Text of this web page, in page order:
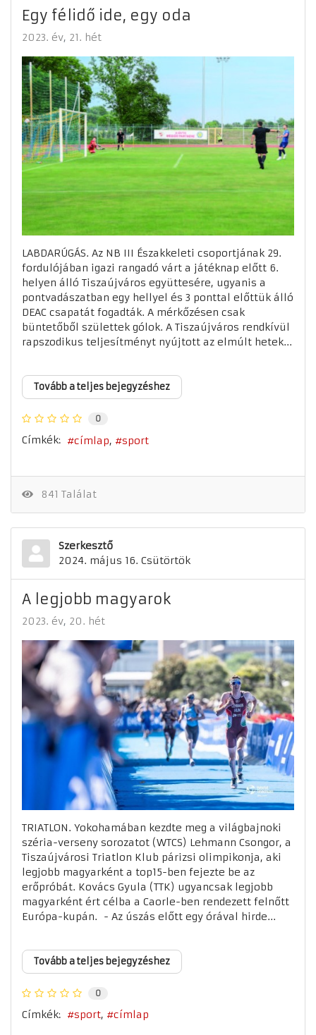
Egy félidő ide, egy oda
2023. év 21. hét
LABDARÚGÁS. Az NB III Északkeleti csoportjának 29.
fordulójában igazi rangadó várt a játéknap előtt 6.
helyen álló Tiszaújváros együttesére, ugyanis a
pontvadászatban egy hellyel és 3 ponttal előttük álló
DEAC csapatát fogadták. A mérkőzésen csak
büntetőből születtek gólok. A Tiszaújváros rendkívül
rapszodikus teljesítményt nyújtott az elmúlt hetek...
Tovább a teljes bejegyzéshez
0
Címkék: címlap sport
841 Találat
Szerkesztő
2024. május 16. Csütörtök
A legjobb magyarok
2023. év 20. hét
TRIATLON. Yokohamában kezdte meg a világbajnoki
széria-verseny sorozatot (WTCS) Lehmann Csongor, a
Tiszaújvárosi Triatlon Klub párizsi olimpikonja, aki
legjobb magyarként a top15-ben fejezte be az
erőpróbát. Kovács Gyula (TTK) ugyancsak legjobb
magyarként ért célba a Caorle-ben rendezett felnőtt
Európa-kupán. - Az úszás előtt egy órával hirde...
Tovább a teljes bejegyzéshez
0
Címkék: sport címlap